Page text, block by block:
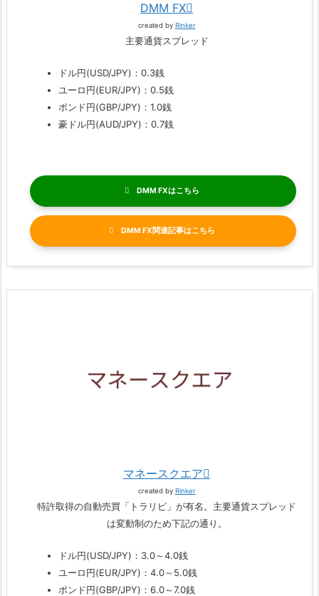
DMM FX
created by Rinker
主要通貨スプレッド
ドル円(USD/JPY)：0.3銭
ユーロ円(EUR/JPY)：0.5銭
ポンド円(GBP/JPY)：1.0銭
豪ドル円(AUD/JPY)：0.7銭
DMM FX
DMM FX関連記事
マネースクエア
created by Rinker
特許取得の自動売買「トラリピ」が有名。主要通貨スプレッド
は変動制のため下記の通り。
ドル円(USD/JPY)：3.0～4.0銭
ユーロ円(EUR/JPY)：4.0～5.0銭
ポンド円(GBP/JPY)：6.0～7.0銭